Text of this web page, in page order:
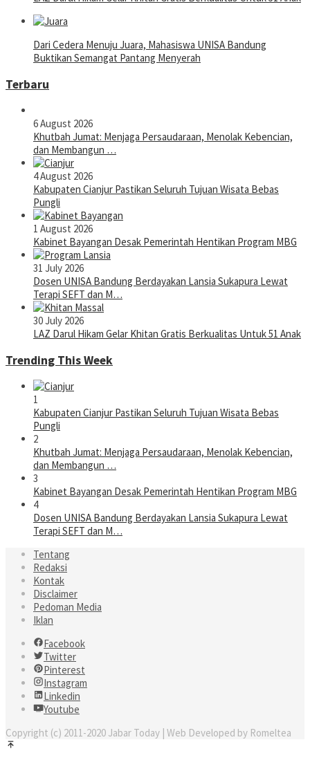
Dari Cedera Menuju Juara, Mahasiswa UNISA Bandung
Buktikan Semangat Pantang Menyerah
Terbaru
6 August 2026
Khutbah Jumat: Menjaga Persaudaraan, Menolak Kebencian,
dan Membangun …
4 August 2026
Kabupaten Cianjur Pastikan Seluruh Tujuan Wisata Bebas
Pungli
1 August 2026
Kabinet Bayangan Desak Pemerintah Hentikan Program MBG
31 July 2026
Dosen UNISA Bandung Berdayakan Lansia Sukapura Lewat
Terapi SEFT dan M…
30 July 2026
LAZ Darul Hikam Gelar Khitan Gratis Berkualitas Untuk 51 Anak
Trending This Week
1
Kabupaten Cianjur Pastikan Seluruh Tujuan Wisata Bebas
Pungli
2
Khutbah Jumat: Menjaga Persaudaraan, Menolak Kebencian,
dan Membangun …
3
Kabinet Bayangan Desak Pemerintah Hentikan Program MBG
4
Dosen UNISA Bandung Berdayakan Lansia Sukapura Lewat
Terapi SEFT dan M…
Tentang
Redaksi
Kontak
Disclaimer
Pedoman Media
Iklan
Facebook
Twitter
Pinterest
Instagram
Linkedin
Youtube
Copyright (c) 2011-2020 Jabar Today | Web Developed by Romeltea